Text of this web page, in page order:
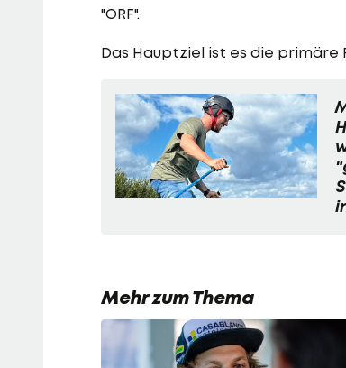
"ORF".
Das Hauptziel ist es die
Mehr zum Thema